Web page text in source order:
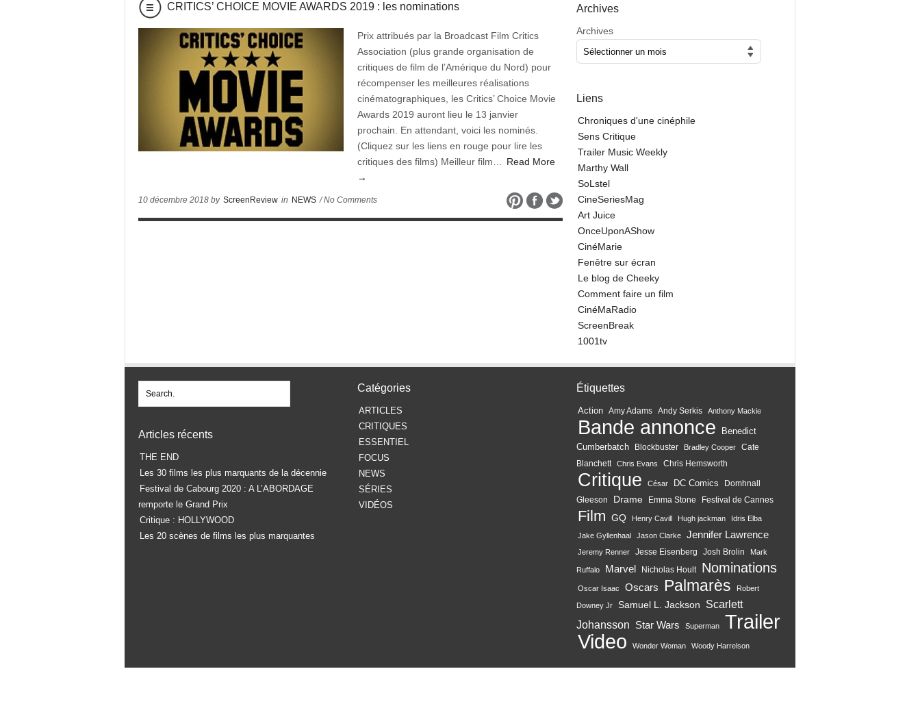
CRITICS’ CHOICE MOVIE AWARDS 2019 : les nominations
Prix attribués par la Broadcast Film Critics
Association (plus grande organisation de
critiques de film de l’Amérique du Nord) pour
récompenser les meilleures réalisations
cinématographiques, les Critics’ Choice Movie
Awards 2019 auront lieu le 13 janvier
prochain. En attendant, voici les nominés.
(Cliquez sur les liens en rouge pour lire les
critiques des films) Meilleur film…
Read More
→
10 décembre 2018 by ScreenReview in NEWS / No Comments
Archives
Archives
Liens
Chroniques d'une cinéphile
Sens Critique
Trailer Music Weekly
Marthy Wall
SoLstel
CineSeriesMag
Art Juice
OnceUponAShow
CinéMarie
Fenêtre sur écran
Le blog de Cheeky
Comment faire un film
CinéMaRadio
ScreenBreak
1001tv
Articles récents
THE END
Les 30 films les plus marquants de la décennie
Festival de Cabourg 2020 : A L’ABORDAGE
remporte le Grand Prix
Critique : HOLLYWOOD
Les 20 scènes de films les plus marquantes
Catégories
ARTICLES
CRITIQUES
ESSENTIEL
FOCUS
NEWS
SÉRIES
VIDÉOS
Étiquettes
Action Amy Adams Andy Serkis Anthony Mackie
Bande annonce
Benedict
Cumberbatch
Blockbuster Bradley Cooper
Cate
Blanchett
Chris Evans Chris Hemsworth
Critique César DC Comics
Domhnall
Gleeson
Drame Emma Stone Festival de Cannes
Film GQ Henry Cavill Hugh jackman Idris Elba
Jake Gyllenhaal Jason Clarke Jennifer Lawrence
Jeremy Renner Jesse Eisenberg Josh Brolin Mark
Ruffalo Marvel Nicholas Hoult Nominations
Oscar Isaac Oscars Palmarès Robert
Downey Jr Samuel L. Jackson
Scarlett
Johansson
Star Wars Superman Trailer
Video Wonder Woman Woody Harrelson